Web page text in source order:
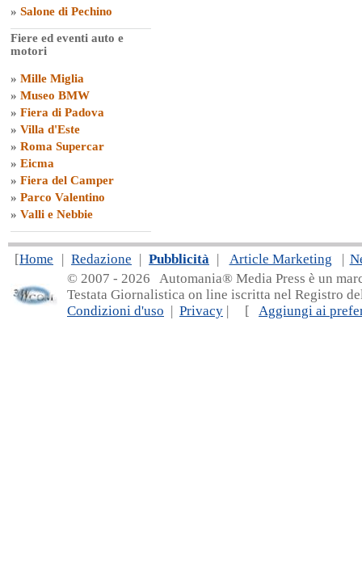
» Salone di Pechino
Fiere ed eventi auto e
motori
» Mille Miglia
» Museo BMW
» Fiera di Padova
» Villa d'Este
» Roma Supercar
» Eicma
» Fiera del Camper
» Parco Valentino
» Valli e Nebbie
[Home | Redazione | Pubblicità | Article Marketing |
© 2007 - 2026 Automania® Media Press è un
Testata Giornalistica on line iscritta nel Registro
Condizioni d'uso | Privacy | [ Aggiungi ai